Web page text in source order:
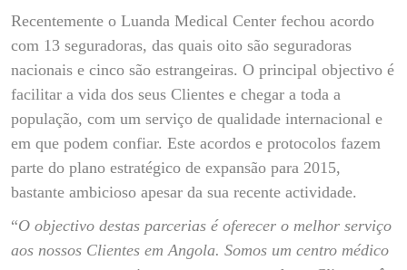
Recentemente o Luanda Medical Center fechou acordo
com 13 seguradoras, das quais oito são seguradoras
nacionais e cinco são estrangeiras. O principal objectivo é
facilitar a vida dos seus Clientes e chegar a toda a
população, com um serviço de qualidade internacional e
em que podem confiar. Este acordos e protocolos fazem
parte do plano estratégico de expansão para 2015,
bastante ambicioso apesar da sua recente actividade.
“O objectivo destas parcerias é oferecer o melhor serviço
aos nossos Clientes em Angola. Somos um centro médico